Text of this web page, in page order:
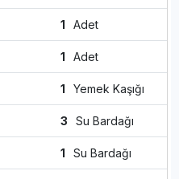
1 Adet
1 Adet
1 Yemek Kaşığı
3 Su Bardağı
1 Su Bardağı